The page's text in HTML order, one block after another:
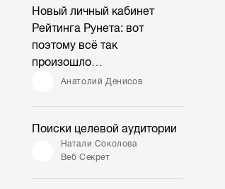
Новый личный кабинет
Рейтинга Рунета: вот
поэтому всё так
произошло…
Анатолий Денисов
Поиски целевой аудитории
Натали Соколова
Веб Секрет